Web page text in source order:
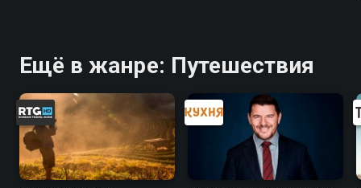
Ещё в жанре: Путешествия